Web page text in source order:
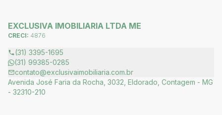
EXCLUSIVA IMOBILIARIA LTDA ME
CRECI: 4876
(31) 3395-1695
(31) 99385-0285
contato@exclusivaimobiliaria.com.br
Avenida José Faria da Rocha, 3032, Eldorado, Contagem - MG
- 32310-210